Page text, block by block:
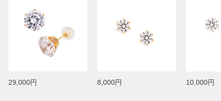
29,000円 8,000円 10,000円